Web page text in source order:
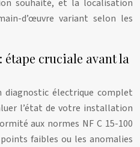
souhaité, et la localisation
d’œuvre variant selon les
cruciale avant la
électrique complet
l’état de votre installation
aux normes NF C 15-100
faibles ou les anomalies